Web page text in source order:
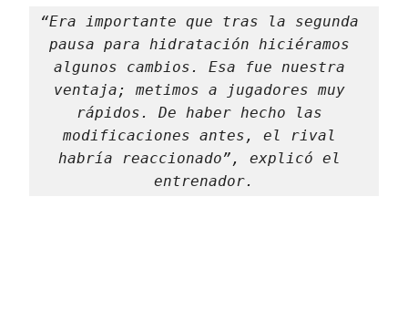
“Era importante que tras la segunda
pausa para hidratación hiciéramos
algunos cambios. Esa fue nuestra
ventaja; metimos a jugadores muy
rápidos. De haber hecho las
modificaciones antes, el rival
habría reaccionado”, explicó el
entrenador.